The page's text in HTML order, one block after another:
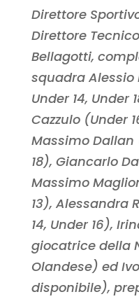
Direttore
Direttore
Bellagotti,
squadra Alessio
Under 14, Under
Cazzulo (Under
Massimo Dallan
18), Giancarlo
Massimo
13), Alessandra
14, Under 16),
giocatrice della
Olandese) ed
disponibile),